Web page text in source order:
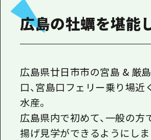
よくあるご質問
関連リンク
広島の牡蠣を堪能
広島県廿日市市の宮島 & 厳
口、宮島口フェリー乗り場近
水産。
広島県内で初めて、一般の方
揚げ見学ができるようにしま